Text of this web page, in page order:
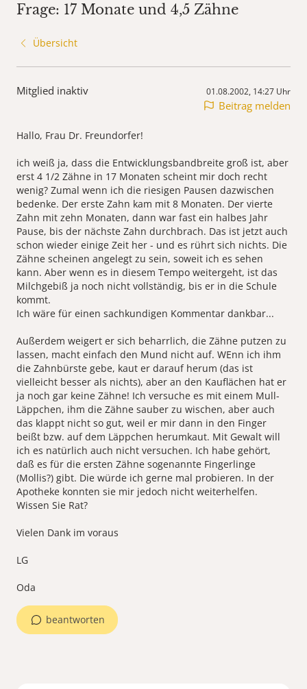
Frage: 17 Monate und 4,5 Zähne
Übersicht
Mitglied inaktiv 01.08.2002, 14:27 Uhr
Beitrag melden
Hallo, Frau Dr. Freundorfer!
ich weiß ja, dass die Entwicklungsbandbreite groß ist, aber
erst 4 1/2 Zähne in 17 Monaten scheint mir doch recht
wenig? Zumal wenn ich die riesigen Pausen dazwischen
bedenke. Der erste Zahn kam mit 8 Monaten. Der vierte
Zahn mit zehn Monaten, dann war fast ein halbes Jahr
Pause, bis der nächste Zahn durchbrach. Das ist jetzt auch
schon wieder einige Zeit her - und es rührt sich nichts. Die
Zähne scheinen angelegt zu sein, soweit ich es sehen
kann. Aber wenn es in diesem Tempo weitergeht, ist das
Milchgebiß ja noch nicht vollständig, bis er in die Schule
kommt.
Ich wäre für einen sachkundigen Kommentar dankbar...
Außerdem weigert er sich beharrlich, die Zähne putzen zu
lassen, macht einfach den Mund nicht auf. WEnn ich ihm
die Zahnbürste gebe, kaut er darauf herum (das ist
vielleicht besser als nichts), aber an den Kauflächen hat er
ja noch gar keine Zähne! Ich versuche es mit einem Mull-
Läppchen, ihm die Zähne sauber zu wischen, aber auch
das klappt nicht so gut, weil er mir dann in den Finger
beißt bzw. auf dem Läppchen herumkaut. Mit Gewalt will
ich es natürlich auch nicht versuchen. Ich habe gehört,
daß es für die ersten Zähne sogenannte Fingerlinge
(Mollis?) gibt. Die würde ich gerne mal probieren. In der
Apotheke konnten sie mir jedoch nicht weiterhelfen.
Wissen Sie Rat?
Vielen Dank im voraus
LG
Oda
beantworten